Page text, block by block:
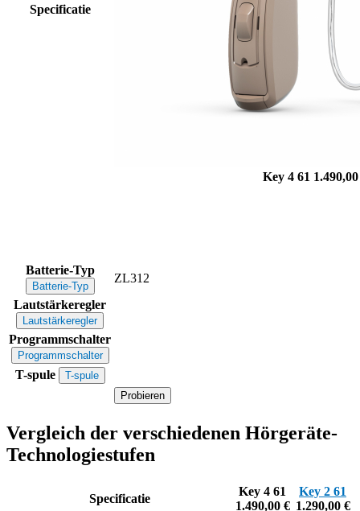
Specificatie
Key 4 61
Batterie-Typ
Batterie-Typ
ZL312
Lautstärkeregler
Lautstärkeregler
Programmschalter
Programmschalter
T-spule
T-spule
Probieren
Vergleich der verschiedenen Hörgeräte-
Technologiestufen
Specificatie
Key 4 61
1.490,00 €
Key 2 61
1.290,00 €